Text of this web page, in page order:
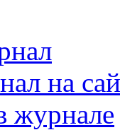
на
журнале